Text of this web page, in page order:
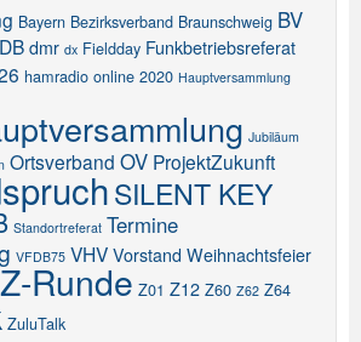
Bayern Bezirksverband Braunschweig BV
dmr dx Fieldday Funkbetriebsreferat
hamradio online 2020 Hauptversammlung
Jubiläum
Ortsverband OV ProjektZukunft
SILENT KEY
Standortreferat Termine
VFDB75 VHV Vorstand Weihnachtsfeier
Z-Runde Z01 Z12 Z60 Z62 Z64
ZuluTalk